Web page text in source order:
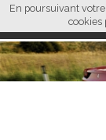
En poursuivant
cookies
L M